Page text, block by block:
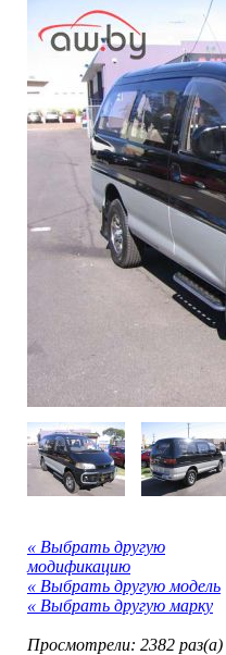
« Выбрать другую
модификацию
« Выбрать другую модель
« Выбрать другую марку
Просмотрели: 2382 раз(а)